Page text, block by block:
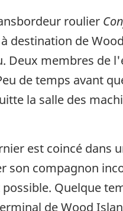
de page roulier
destination de
Deux membres de
de temps avant
la salle des
est coincé dans
son compagnon
Quelque
de Wood